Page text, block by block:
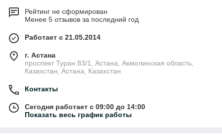
Рейтинг не сформирован
Менее 5 отзывов за последний год
Работает с 21.05.2014
г. Астана
проспект Туран 83/1, Астана, Акмолинская область,
Казахстан, Астана, Казахстан
Контакты
Сегодня работает с 09:00 до 14:00
Показать весь график работы